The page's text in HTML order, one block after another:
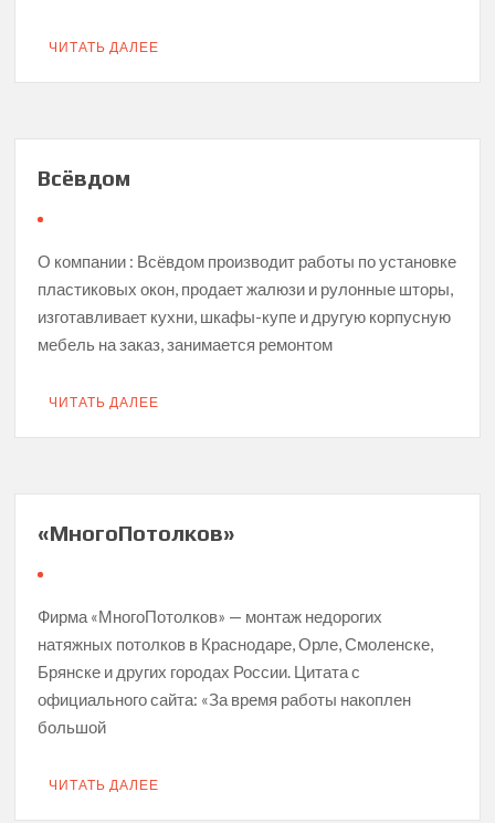
ЧИТАТЬ ДАЛЕЕ
Всёвдом
О компании : Всёвдом производит работы по установке
пластиковых окон, продает жалюзи и рулонные шторы,
изготавливает кухни, шкафы-купе и другую корпусную
мебель на заказ, занимается ремонтом
ЧИТАТЬ ДАЛЕЕ
«МногоПотолков»
Фирма «МногоПотолков» — монтаж недорогих
натяжных потолков в Краснодаре, Орле, Смоленске,
Брянске и других городах России. Цитата с
официального сайта: «За время работы накоплен
большой
ЧИТАТЬ ДАЛЕЕ